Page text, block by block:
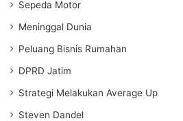
Sepeda Motor
Meninggal Dunia
Peluang Bisnis Rumahan
DPRD Jatim
Strategi Melakukan Average Up
Steven Dandel